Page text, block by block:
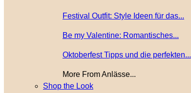
Festival Outfit: Style Ideen für das...
Be my Valentine: Romantisches...
Oktoberfest Tipps und die perfekten...
More From Anlässe...
Shop the Look